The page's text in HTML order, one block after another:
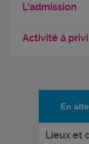
L'admission
Activité à
En
Lieux et